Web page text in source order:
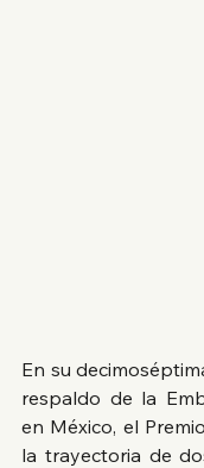
En su
respaldo de la
en México, el
la trayectoria de